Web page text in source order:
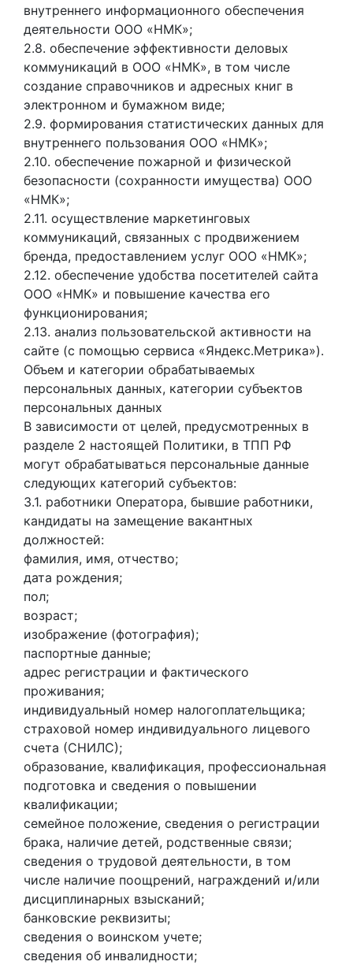
внутреннего информационного обеспечения
деятельности ООО «НМК»;
2.8. обеспечение эффективности деловых
коммуникаций в ООО «НМК», в том числе
создание справочников и адресных книг в
электронном и бумажном виде;
2.9. формирования статистических данных для
внутреннего пользования ООО «НМК»;
2.10. обеспечение пожарной и физической
безопасности (сохранности имущества) ООО
«НМК»;
2.11. осуществление маркетинговых
коммуникаций, связанных с продвижением
бренда, предоставлением услуг ООО «НМК»;
2.12. обеспечение удобства посетителей сайта
ООО «НМК» и повышение качества его
функционирования;
2.13. анализ пользовательской активности на
сайте (с помощью сервиса «Яндекс.Метрика»).
Объем и категории обрабатываемых
персональных данных, категории субъектов
персональных данных
В зависимости от целей, предусмотренных в
разделе 2 настоящей Политики, в ТПП РФ
могут обрабатываться персональные данные
следующих категорий субъектов:
3.1. работники Оператора, бывшие работники,
кандидаты на замещение вакантных
должностей:
фамилия, имя, отчество;
дата рождения;
пол;
возраст;
изображение (фотография);
паспортные данные;
адрес регистрации и фактического
проживания;
индивидуальный номер налогоплательщика;
страховой номер индивидуального лицевого
счета (СНИЛС);
образование, квалификация, профессиональная
подготовка и сведения о повышении
квалификации;
семейное положение, сведения о регистрации
брака, наличие детей, родственные связи;
сведения о трудовой деятельности, в том
числе наличие поощрений, награждений и/или
дисциплинарных взысканий;
банковские реквизиты;
сведения о воинском учете;
сведения об инвалидности;